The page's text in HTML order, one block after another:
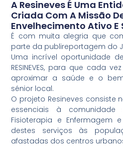
A Resineves É Uma
Criada Com A Missão
Envelhecimento Ativo E
É com muita alegria que
parte da publireportagem do
Uma incrível oportunidade
RESINEVES, para que cada
aproximar a saúde e o
sénior local.
O projeto Resineves consiste
essenciais à
Fisioterapia e Enfermagem
destes serviços às
afastadas dos centros